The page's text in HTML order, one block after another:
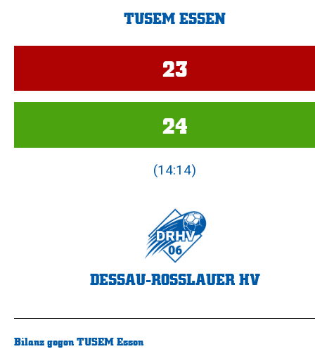
TUSEM ESSEN
DESSAU-ROSSLAUER HV
23
24
(14:14)
Bilanz gegen TUSEM Essen